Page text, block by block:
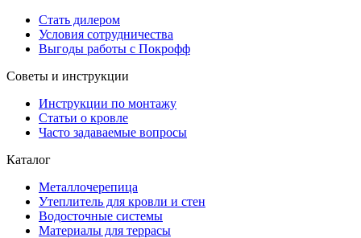
Стать дилером
Условия сотрудничества
Выгоды работы с Покрофф
Советы и инструкции
Инструкции по монтажу
Статьи о кровле
Часто задаваемые вопросы
Каталог
Металлочерепица
Утеплитель для кровли и стен
Водосточные системы
Материалы для террасы